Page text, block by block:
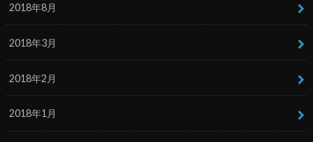
2018年8月
2018年3月
2018年2月
2018年1月